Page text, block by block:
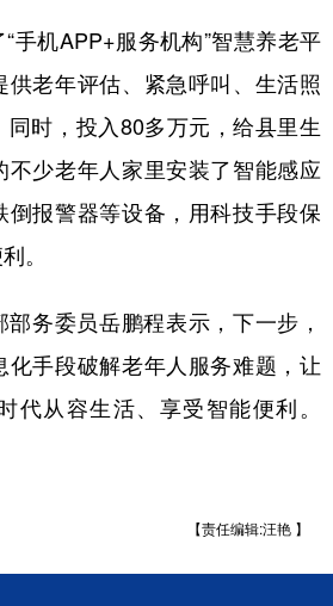
机APP+服务机构”智慧养老平
老年评估、紧急呼叫、生活照
时，投入80多万元，给县里生
少老年人家里安装了智能感应
报警器等设备，用科技手段保
。
务委员岳鹏程表示，下一步，
化手段破解老年人服务难题，让
代从容生活、享受智能便利。
【责任编辑:汪艳 】